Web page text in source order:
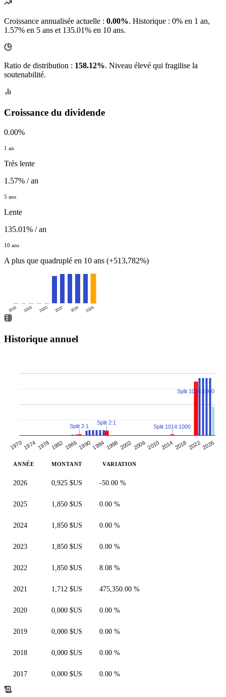
Croissance annualisée actuelle : 0.00%. Historique : 0% en 1 an,
1.57% en 5 ans et 135.01% en 10 ans.
Ratio de distribution : 158.12%. Niveau élevé qui fragilise la
soutenabilité.
Croissance du dividende
0.00%
1 an
Très lente
1.57% / an
5 ans
Lente
135.01% / an
10 ans
A plus que quadruplé en 10 ans (+513,782%)
2016 2018 2020 2022 2024 2026
Historique annuel
1970 1974 1978 1982 1986 1990 1994 1998200220062010 2014 201820222026
Split 2:1
Split 2:1
Split 1014:1000
Split 1056:1000
ANNÉE MONTANT VARIATION
2026 0,925 $US -50.00 %
2025 1,850 $US 0.00 %
2024 1,850 $US 0.00 %
2023 1,850 $US 0.00 %
2022 1,850 $US 8.08 %
2021 1,712 $US 475,350.00 %
2020 0,000 $US 0.00 %
2019 0,000 $US 0.00 %
2018 0,000 $US 0.00 %
2017 0,000 $US 0.00 %